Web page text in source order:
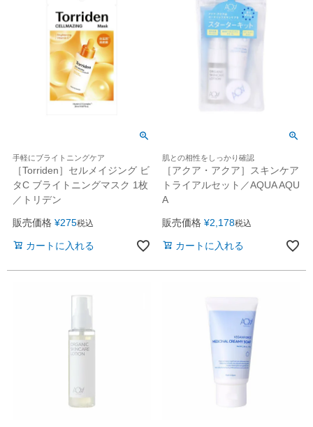
手軽にブライトニングケア
［Torriden］セルメイジング ビ
タC ブライトニングマスク 1枚
／トリデン
販売価格 ¥275税込
カートに入れる
肌との相性をしっかり確認
［アクア・アクア］スキンケア
トライアルセット／AQUA AQU
A
販売価格 ¥2,178税込
カートに入れる